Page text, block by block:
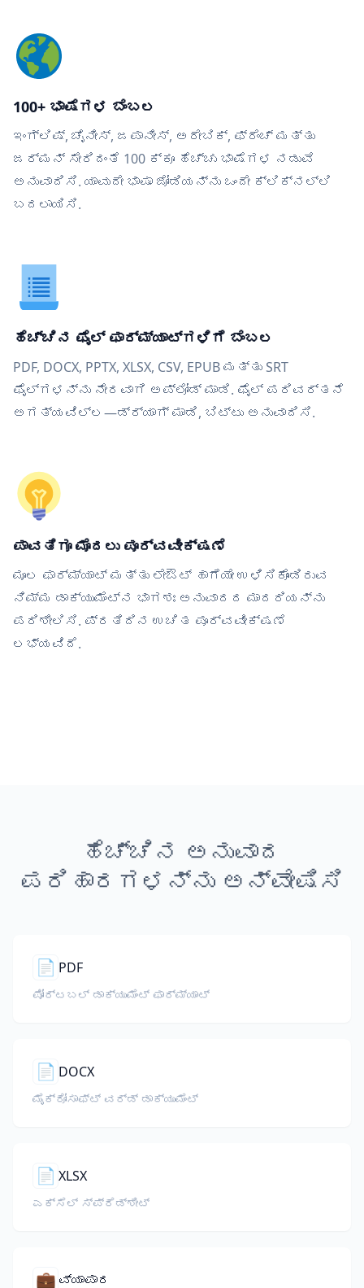
100+ ಭಾಷೆಗಳ ಬೆಂಬಲ
ಇಂಗ್ಲಿಷ್, ಚೈನೀಸ್, ಜಪಾನೀಸ್, ಅರೇಬಿಕ್, ಫ್ರೆಂಚ್ ಮತ್ತು
ಜರ್ಮನ್ ಸೇರಿದಂತೆ 100 ಕ್ಕೂ ಹೆಚ್ಚು ಭಾಷೆಗಳ ನಡುವೆ
ಅನುವಾದಿಸಿ. ಯಾವುದೇ ಭಾಷಾ ಜೋಡಿಯನ್ನು ಒಂದೇ ಕ್ಲಿಕ್‌ನಲ್ಲಿ
ಬದಲಾಯಿಸಿ.
ಹೆಚ್ಚಿನ ಫೈಲ್ ಫಾರ್ಮ್ಯಾಟ್‌ಗಳಿಗೆ ಬೆಂಬಲ
PDF, DOCX, PPTX, XLSX, CSV, EPUB ಮತ್ತು SRT
ಫೈಲ್‌ಗಳನ್ನು ನೇರವಾಗಿ ಅಪ್ಲೋಡ್ ಮಾಡಿ. ಫೈಲ್ ಪರಿವರ್ತನೆ
ಅಗತ್ಯವಿಲ್ಲ—ಡ್ರ್ಯಾಗ್ ಮಾಡಿ, ಬಿಟ್ಟು ಅನುವಾದಿಸಿ.
ಪಾವತಿಗೂ ಮೊದಲು ಪೂರ್ವವೀಕ್ಷಣೆ
ಮೂಲ ಫಾರ್ಮ್ಯಾಟ್ ಮತ್ತು ಲೇಔಟ್ ಹಾಗೆಯೇ ಉಳಿಸಿಕೊಂಡಿರುವ
ನಿಮ್ಮ ಡಾಕ್ಯುಮೆಂಟ್‌ನ ಭಾಗಶಃ ಅನುವಾದದ ಮಾದರಿಯನ್ನು
ಪರಿಶೀಲಿಸಿ. ಪ್ರತಿದಿನ ಉಚಿತ ಪೂರ್ವವೀಕ್ಷಣೆ
ಲಭ್ಯವಿದೆ.
ಹೆಚ್ಚಿನ ಅನುವಾದ
ಪರಿಹಾರಗಳನ್ನು ಅನ್ವೇಷಿಸಿ
📄 PDF
ಪೋರ್ಟಬಲ್ ಡಾಕ್ಯುಮೆಂಟ್ ಫಾರ್ಮ್ಯಾಟ್
📄 DOCX
ಮೈಕ್ರೋಸಾಫ್ಟ್ ವರ್ಡ್ ಡಾಕ್ಯುಮೆಂಟ್
📄 XLSX
ಎಕ್ಸೆಲ್ ಸ್ಪ್ರೆಡ್ಶೀಟ್
💼 ವ್ಯಾಪಾರ